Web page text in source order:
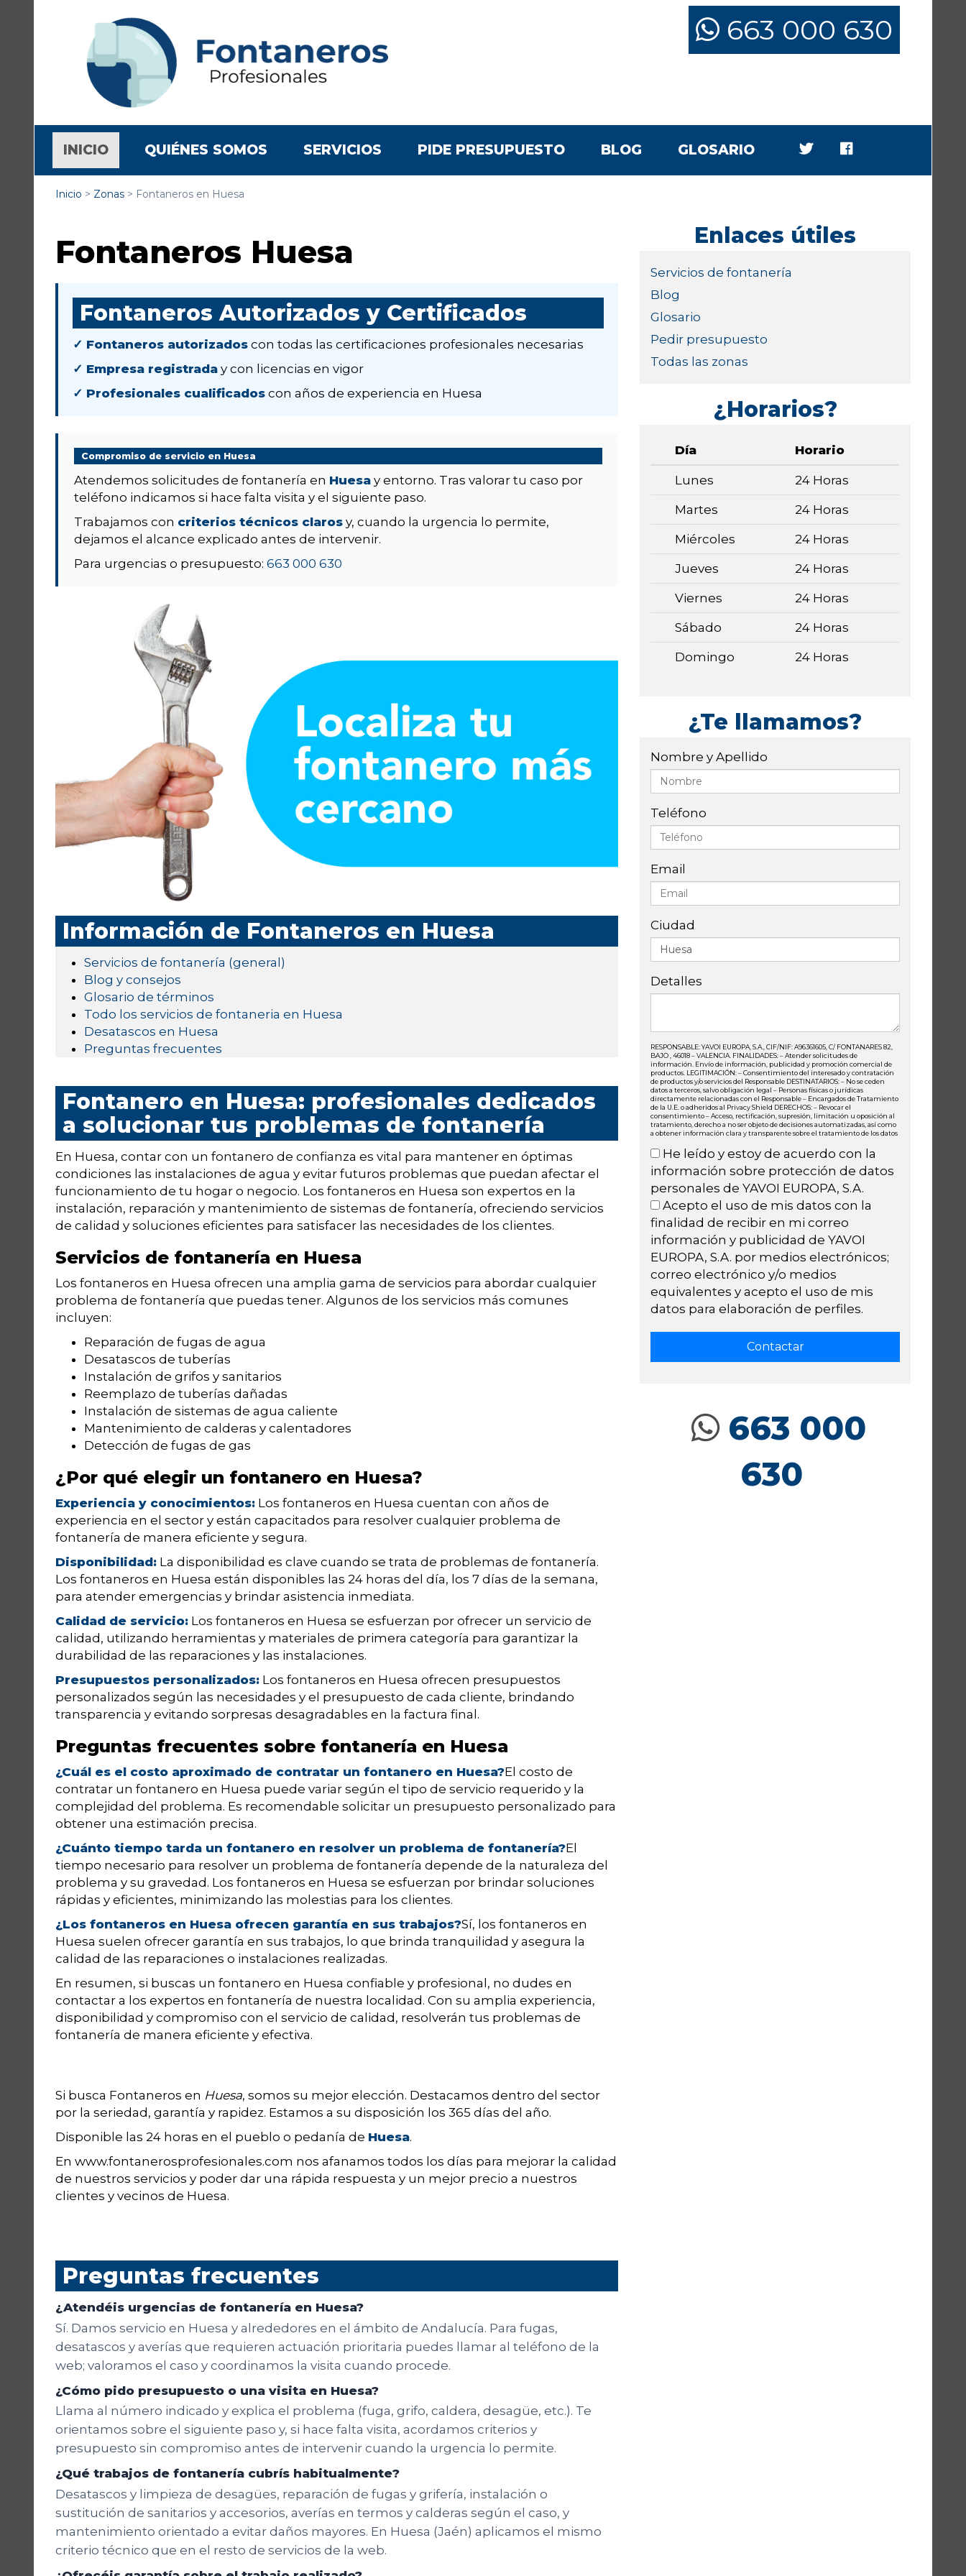
663 000 630
INICIO(CURRENT)
QUIÉNES SOMOS SERVICIOS PIDE PRESUPUESTO BLOG GLOSARIO
Inicio > Zonas > Fontaneros en Huesa
Fontaneros Huesa
Fontaneros Autorizados y Certificados
✓ Fontaneros autorizados con todas las certificaciones profesionales necesarias
✓ Empresa registrada y con licencias en vigor
✓ Profesionales cualificados con años de experiencia en Huesa
Compromiso de servicio en Huesa
Atendemos solicitudes de fontanería en Huesa y entorno. Tras valorar tu caso por
teléfono indicamos si hace falta visita y el siguiente paso.
Trabajamos con criterios técnicos claros y, cuando la urgencia lo permite,
dejamos el alcance explicado antes de intervenir.
Para urgencias o presupuesto: 663 000 630
Información de Fontaneros en Huesa
Servicios de fontanería (general)
Blog y consejos
Glosario de términos
Todo los servicios de fontaneria en Huesa
Desatascos en Huesa
Preguntas frecuentes
Fontanero en Huesa: profesionales dedicados
a solucionar tus problemas de fontanería
En Huesa, contar con un fontanero de confianza es vital para mantener en óptimas
condiciones las instalaciones de agua y evitar futuros problemas que puedan afectar el
funcionamiento de tu hogar o negocio. Los fontaneros en Huesa son expertos en la
instalación, reparación y mantenimiento de sistemas de fontanería, ofreciendo servicios
de calidad y soluciones eficientes para satisfacer las necesidades de los clientes.
Servicios de fontanería en Huesa
Los fontaneros en Huesa ofrecen una amplia gama de servicios para abordar cualquier
problema de fontanería que puedas tener. Algunos de los servicios más comunes
incluyen:
Reparación de fugas de agua
Desatascos de tuberías
Instalación de grifos y sanitarios
Reemplazo de tuberías dañadas
Instalación de sistemas de agua caliente
Mantenimiento de calderas y calentadores
Detección de fugas de gas
¿Por qué elegir un fontanero en Huesa?
Experiencia y conocimientos: Los fontaneros en Huesa cuentan con años de
experiencia en el sector y están capacitados para resolver cualquier problema de
fontanería de manera eficiente y segura.
Disponibilidad: La disponibilidad es clave cuando se trata de problemas de fontanería.
Los fontaneros en Huesa están disponibles las 24 horas del día, los 7 días de la semana,
para atender emergencias y brindar asistencia inmediata.
Calidad de servicio: Los fontaneros en Huesa se esfuerzan por ofrecer un servicio de
calidad, utilizando herramientas y materiales de primera categoría para garantizar la
durabilidad de las reparaciones y las instalaciones.
Presupuestos personalizados: Los fontaneros en Huesa ofrecen presupuestos
personalizados según las necesidades y el presupuesto de cada cliente, brindando
transparencia y evitando sorpresas desagradables en la factura final.
Preguntas frecuentes sobre fontanería en Huesa
¿Cuál es el costo aproximado de contratar un fontanero en Huesa?El costo de
contratar un fontanero en Huesa puede variar según el tipo de servicio requerido y la
complejidad del problema. Es recomendable solicitar un presupuesto personalizado para
obtener una estimación precisa.
¿Cuánto tiempo tarda un fontanero en resolver un problema de fontanería?El
tiempo necesario para resolver un problema de fontanería depende de la naturaleza del
problema y su gravedad. Los fontaneros en Huesa se esfuerzan por brindar soluciones
rápidas y eficientes, minimizando las molestias para los clientes.
¿Los fontaneros en Huesa ofrecen garantía en sus trabajos?Sí, los fontaneros en
Huesa suelen ofrecer garantía en sus trabajos, lo que brinda tranquilidad y asegura la
calidad de las reparaciones o instalaciones realizadas.
En resumen, si buscas un fontanero en Huesa confiable y profesional, no dudes en
contactar a los expertos en fontanería de nuestra localidad. Con su amplia experiencia,
disponibilidad y compromiso con el servicio de calidad, resolverán tus problemas de
fontanería de manera eficiente y efectiva.
Si busca Fontaneros en Huesa, somos su mejor elección. Destacamos dentro del sector
por la seriedad, garantía y rapidez. Estamos a su disposición los 365 días del año.
Disponible las 24 horas en el pueblo o pedanía de Huesa.
En www.fontanerosprofesionales.com nos afanamos todos los días para mejorar la calidad
de nuestros servicios y poder dar una rápida respuesta y un mejor precio a nuestros
clientes y vecinos de Huesa.
Preguntas frecuentes
¿Atendéis urgencias de fontanería en Huesa?
Sí. Damos servicio en Huesa y alrededores en el ámbito de Andalucía. Para fugas,
desatascos y averías que requieren actuación prioritaria puedes llamar al teléfono de la
web; valoramos el caso y coordinamos la visita cuando procede.
¿Cómo pido presupuesto o una visita en Huesa?
Llama al número indicado y explica el problema (fuga, grifo, caldera, desagüe, etc.). Te
orientamos sobre el siguiente paso y, si hace falta visita, acordamos criterios y
presupuesto sin compromiso antes de intervenir cuando la urgencia lo permite.
¿Qué trabajos de fontanería cubrís habitualmente?
Desatascos y limpieza de desagües, reparación de fugas y grifería, instalación o
sustitución de sanitarios y accesorios, averías en termos y calderas según el caso, y
mantenimiento orientado a evitar daños mayores. En Huesa (Jaén) aplicamos el mismo
criterio técnico que en el resto de servicios de la web.
Enlaces útiles
Servicios de fontanería
Blog
Glosario
Pedir presupuesto
Todas las zonas
¿Horarios?
Día Horario
Lunes 24 Horas
Martes 24 Horas
Miércoles 24 Horas
Jueves 24 Horas
Viernes 24 Horas
Sábado 24 Horas
Domingo 24 Horas
¿Te llamamos?
Nombre y Apellido
Teléfono
Email
Ciudad
Detalles
RESPONSABLE: YAVOI EUROPA, S.A., CIF/NIF: A96361605, C/ FONTANARES 82,
BAJO , 46018 – VALENCIA. FINALIDADES: – Atender solicitudes de
información. Envío de información, publicidad y promoción comercial de
productos. LEGITIMACIÓN: – Consentimiento del interesado y contratación
de productos y/o servicios del Responsable DESTINATARIOS: – No se ceden
datos a terceros, salvo obligación legal – Personas físicas o jurídicas
directamente relacionadas con el Responsable – Encargados de Tratamiento
de la U.E. o adheridos al Privacy Shield DERECHOS: – Revocar el
consentimiento – Acceso, rectificación, supresión, limitación u oposición al
tratamiento, derecho a no ser objeto de decisiones automatizadas, así como
a obtener información clara y transparente sobre el tratamiento de los datos
He leído y estoy de acuerdo con la
información sobre protección de datos
personales de YAVOI EUROPA, S.A.
Acepto el uso de mis datos con la
finalidad de recibir en mi correo
información y publicidad de YAVOI
EUROPA, S.A. por medios electrónicos;
correo electrónico y/o medios
equivalentes y acepto el uso de mis
datos para elaboración de perfiles.
663 000
630